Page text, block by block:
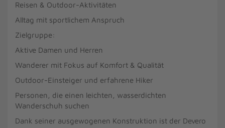
Reisen & Outdoor-Aktivitäten
Alltag mit sportlichem Anspruch
Zielgruppe:
Aktive Damen und Herren
Wanderer mit Fokus auf Komfort & Qualität
Outdoor-Einsteiger und erfahrene Hiker
Personen, die einen leichten, wasserdichten
Wanderschuh suchen
Dank seiner ausgewogenen Konstruktion ist der Devero